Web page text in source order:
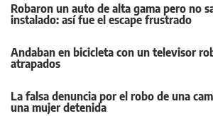
Robaron un auto de alta gama pero no
instalado: así fue el escape frustrado
Andaban en bicicleta con un televisor
atrapados
La falsa denuncia por el robo de una
una mujer detenida